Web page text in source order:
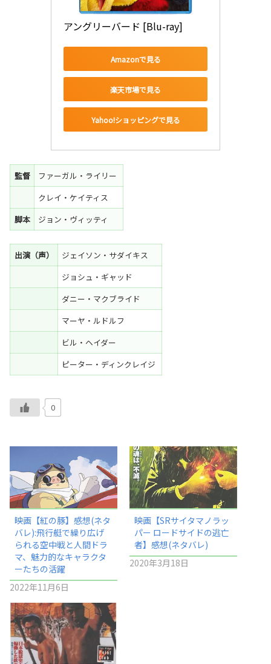
アングリーバード [Blu-ray]
Amazonで見る
楽天市場で見る
Yahoo!ショッピングで見る
監督
ファーガル・ライリー
クレイ・ケイティス
脚本
ジョン・ヴィッティ
出演（声）
ジェイソン・サダイキス
ジョシュ・ギャッド
ダニー・マクブライド
マーヤ・ルドルフ
ビル・ヘイダー
ピーター・ディンクレイジ
0
映画【紅の豚】感想(ネタ
バレ):飛行艇で繰り広げ
られる空中戦と人間ドラ
マ、魅力的なキャラクタ
ーたちの活躍
2022年11月6日
映画【SRサイタマノラッ
パー ロードサイドの逃亡
者】感想(ネタバレ)
2020年3月18日